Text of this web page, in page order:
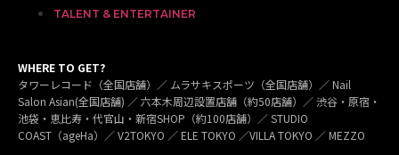
TALENT & ENTERTAINER
WHERE TO GET?
タワーレコード（全国店舗）／ ムラサキスポーツ（全国店舗）／ Nail
Salon Asian(全国店舗) ／ 六本木周辺設置店舗（約50店舗）／ 渋谷・原宿・
池袋・恵比寿・代官山・新宿SHOP（約100店舗）／ STUDIO
COAST（ageHa）／ V2TOKYO ／ ELE TOKYO ／VILLA TOKYO ／ MEZZO